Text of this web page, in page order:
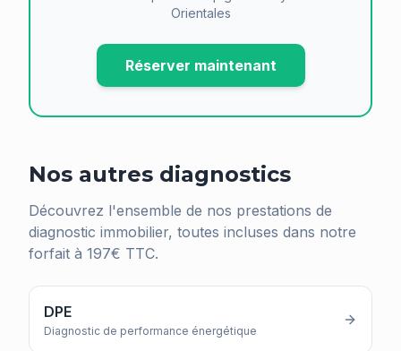
Orientales
Réserver maintenant
Nos autres diagnostics
Découvrez l'ensemble de nos prestations de
diagnostic immobilier, toutes incluses dans notre
forfait à 197€ TTC.
DPE
Diagnostic de performance énergétique